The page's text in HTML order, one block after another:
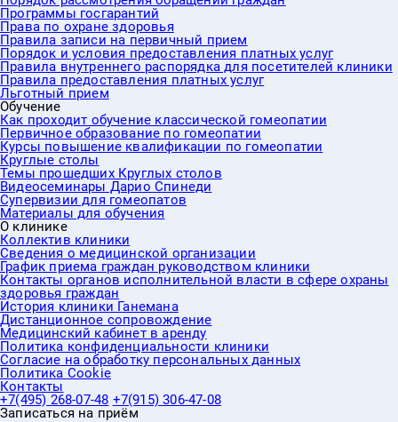
Программы госгарантий
Права по охране здоровья
Правила записи на первичный прием
Порядок и условия предоставления платных услуг
Правила внутреннего распорядка для посетителей клиники
Правила предоставления платных услуг
Льготный прием
Обучение
Как проходит обучение классической гомеопатии
Первичное образование по гомеопатии
Курсы повышение квалификации по гомеопатии
Круглые столы
Темы прошедших Круглых столов
Видеосеминары Дарио Спинеди
Супервизии для гомеопатов
Материалы для обучения
О клинике
Коллектив клиники
Сведения о медицинской организации
График приема граждан руководством клиники
Контакты органов исполнительной власти в сфере охраны
здоровья граждан
История клиники Ганемана
Дистанционное сопровождение
Медицинский кабинет в аренду
Политика конфиденциальности клиники
Согласие на обработку персональных данных
Политика Cookie
Контакты
+7(495) 268-07-48 +7(915) 306-47-08
Записаться на приём